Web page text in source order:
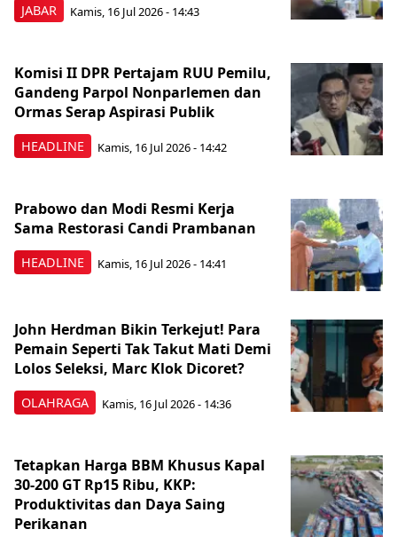
JABAR Kamis, 16 Jul 2026 - 14:43
HEADLINE
Komisi II DPR Pertajam RUU Pemilu,
Gandeng Parpol Nonparlemen dan
Ormas Serap Aspirasi Publik
Kamis, 16 Jul 2026 - 14:42
HEADLINE
Prabowo dan Modi Resmi Kerja
Sama Restorasi Candi Prambanan
Kamis, 16 Jul 2026 - 14:41
OLAHRAGA
John Herdman Bikin Terkejut! Para
Pemain Seperti Tak Takut Mati Demi
Lolos Seleksi, Marc Klok Dicoret?
Kamis, 16 Jul 2026 - 14:36
Tetapkan Harga BBM Khusus Kapal
30-200 GT Rp15 Ribu, KKP:
Produktivitas dan Daya Saing
Perikanan